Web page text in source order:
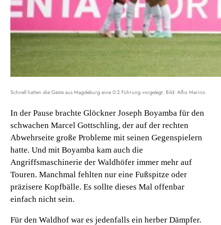
Schnell hatten die Gäste aus Magdeburg eine 0:2 Führung vorgelegt. Bild: Alfio Marino
In der Pause brachte Glöckner Joseph Boyamba für den
schwachen Marcel Gottschling, der auf der rechten
Abwehrseite große Probleme mit seinen Gegenspielern
hatte. Und mit Boyamba kam auch die
Angriffsmaschinerie der Waldhöfer immer mehr auf
Touren. Manchmal fehlten nur eine Fußspitze oder
präzisere Kopfbälle. Es sollte dieses Mal offenbar
einfach nicht sein.
Für den Waldhof war es jedenfalls ein herber Dämpfer.